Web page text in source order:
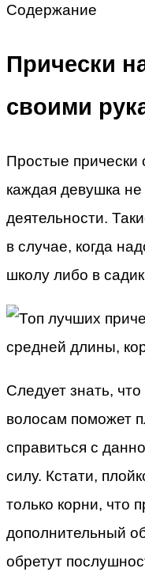
Содержание
Прически
своими
Простые прически
каждая девушка
деятельности.
в случае, когда
школу либо в
Следует знать,
волосам поможет
справиться с
силу. Кстати,
только корни, что
дополнительный
обретут